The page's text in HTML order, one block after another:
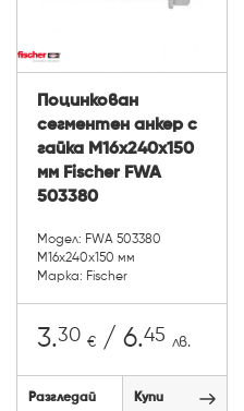
Поцинкован
сегментен анкер с
гайка М16х240х150
мм Fischer FWA
503380
Модел: FWA 503380
М16х240х150 мм
Марка: Fischer
3.30 € / 6.45 лв.
Разгледай Купи